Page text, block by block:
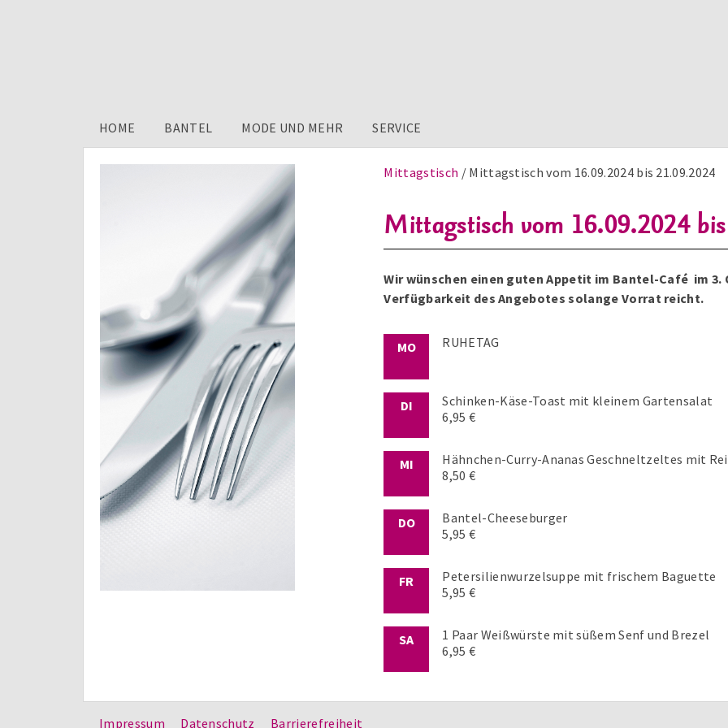
HOME BANTEL MODE UND MEHR SERVICE
Mittagstisch Mittagstisch vom 16.09.2024 bis 21.09.2024
Mittagstisch vom 16.09.2024
Wir wünschen einen guten Appetit im Bantel-Café im 3.
Verfügbarkeit des Angebotes solange Vorrat reicht.
MO RUHETAG
DI
Schinken-Käse-Toast mit kleinem Gartensalat
6,95 €
MI
Hähnchen-Curry-Ananas Geschneltzeltes mit
8,50 €
DO
Bantel-Cheeseburger
5,95 €
FR
Petersilienwurzelsuppe mit frischem Baguette
5,95 €
SA
1 Paar Weißwürste mit süßem Senf und Brezel
6,95 €
Impressum Datenschutz Barrierefreiheit